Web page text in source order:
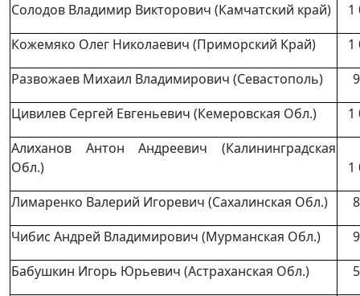
Солодов Владимир Викторович (Камчатский край)
1
Кожемяко Олег Николаевич (Приморский Край)
1
Развожаев Михаил Владимирович (Севастополь)
Цивилев Сергей Евгеньевич (Кемеровская Обл.)
1
Алиханов Антон Андреевич (Калининградская
Обл.)
1
Лимаренко Валерий Игоревич (Сахалинская Обл.)
Чибис Андрей Владимирович (Мурманская Обл.)
Бабушкин Игорь Юрьевич (Астраханская Обл.)